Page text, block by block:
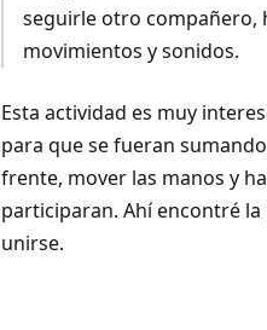
seguirle otro compañero,
movimientos y sonidos.
Esta actividad es muy
para que se fueran
frente, mover las manos y
participaran. Ahí encontré
unirse.